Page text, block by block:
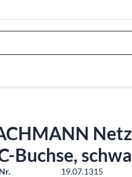
Buchse,
19.07.1315